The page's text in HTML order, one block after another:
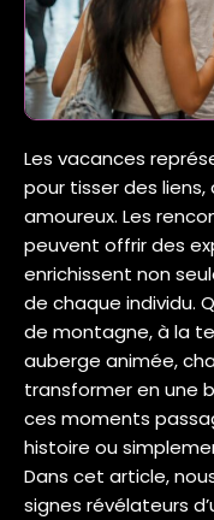
Les vacances
pour tisser des
amoureux. Les
peuvent offrir des
enrichissent non
de chaque individu.
de montagne, à la
auberge animée,
transformer en une
ces moments
histoire ou
Dans cet article,
signes révélateurs